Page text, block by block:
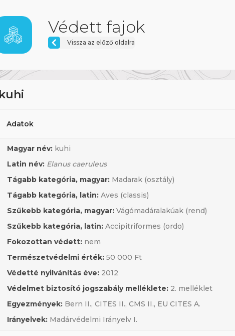
Védett fajok
Vissza az előző oldalra
kuhi
Adatok
Magyar név: kuhi
Latin név: Elanus caeruleus
Tágabb kategória, magyar: Madarak (osztály)
Tágabb kategória, latin: Aves (classis)
Szűkebb kategória, magyar: Vágómadáralakúak (rend)
Szűkebb kategória, latin: Accipitriformes (ordo)
Fokozottan védett: nem
Természetvédelmi érték: 50 000 Ft
Védetté nyilvánítás éve: 2012
Védelmet biztosító jogszabály melléklete: 2. melléklet
Egyezmények: Bern II., CITES II., CMS II., EU CITES A.
Irányelvek: Madárvédelmi Irányelv I.